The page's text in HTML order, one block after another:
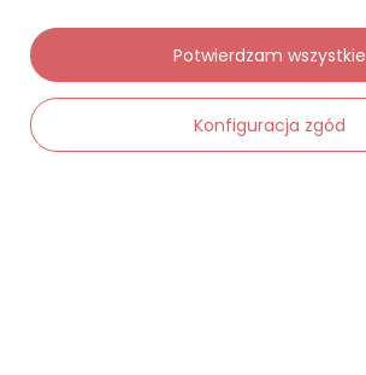
Kontakt
Moje konto Konfiguracja zgód
Potwierdzam wszystkie